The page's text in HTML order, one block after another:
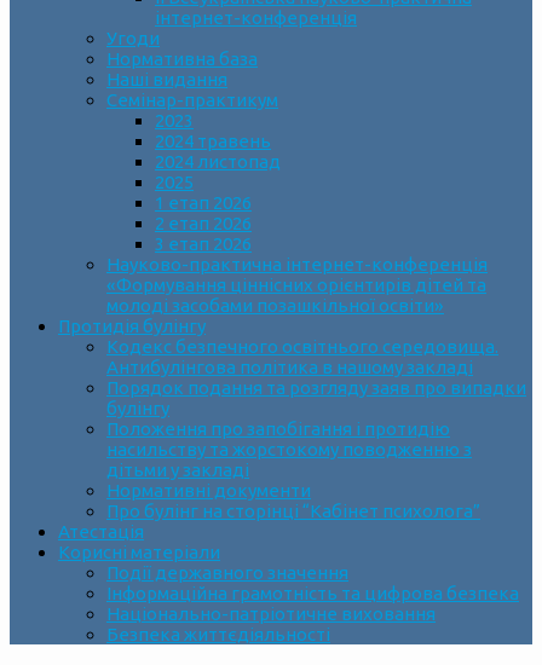
інтернет-конференція
Угоди
Нормативна база
Наші видання
Семінар-практикум
2023
2024 травень
2024 листопад
2025
1 етап 2026
2 етап 2026
3 етап 2026
Науково-практична інтернет-конференція
«Формування ціннісних орієнтирів дітей та
молоді засобами позашкільної освіти»
Протидія булінгу
Кодекс безпечного освітнього середовища.
Антибулінгова політика в нашому закладі
Порядок подання та розгляду заяв про випадки
булінгу
Положення про запобігання і протидію
насильству та жорстокому поводженню з
дітьми у закладі
Нормативні документи
Про булінг на сторінці “Кабінет психолога”
Атестація
Корисні матеріали
Події державного значення
Інформаційна грамотність та цифрова безпека
Національно-патріотичне виховання
Безпека життєдіяльності